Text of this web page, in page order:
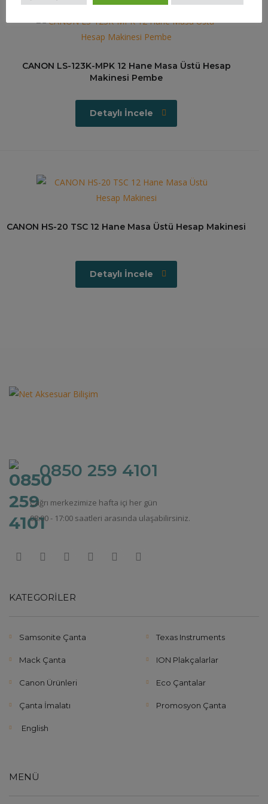
CANON LS-123K-MPK 12 Hane Masa Üstü Hesap
Makinesi Pembe
Detaylı İncele
CANON HS-20 TSC 12 Hane Masa Üstü Hesap Makinesi
Detaylı İncele
0850 259 4101
Çağrı merkezimize hafta içi her gün
08:00 - 17:00 saatleri arasında ulaşabilirsiniz.
KATEGORILER
Samsonite Çanta Texas Instruments
Mack Çanta ION Plakçalarlar
Canon Ürünleri Eco Çantalar
Çanta İmalatı Promosyon Çanta
English
MENÜ